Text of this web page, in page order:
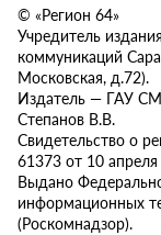
© «Регион 64»
Учредитель
коммуникаций
Московская, д.72).
Издатель — ГАУ
Степанов В.В.
Свидетельство о
61373 от 10 апреля
Выдано
информационных
(Роскомнадзор).